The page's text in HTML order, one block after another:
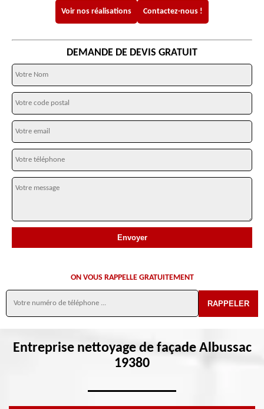
Voir nos réalisations Contactez-nous !
DEMANDE DE DEVIS GRATUIT
ON VOUS RAPPELLE GRATUITEMENT
Entreprise nettoyage de façade Albussac
19380